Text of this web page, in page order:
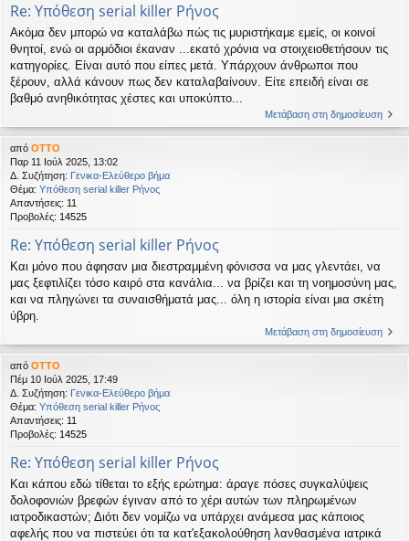
Re: Υπόθεση serial killer Ρήνος
Ακόμα δεν μπορώ να καταλάβω πώς τις μυριστήκαμε εμείς, οι κοινοί
θνητοί, ενώ οι αρμόδιοι έκαναν ...εκατό χρόνια να στοιχειοθετήσουν τις
κατηγορίες. Είναι αυτό που είπες μετά. Υπάρχουν άνθρωποι που
ξέρουν, αλλά κάνουν πως δεν καταλαβαίνουν. Είτε επειδή είναι σε
βαθμό ανηθικότητας χέστες και υποκύπτο...
Μετάβαση στη δημοσίευση
από OTTO
Παρ 11 Ιούλ 2025, 13:02
Δ. Συζήτηση: Γενικα-Ελεύθερο βήμα
Θέμα: Υπόθεση serial killer Ρήνος
Απαντήσεις: 11
Προβολές: 14525
Re: Υπόθεση serial killer Ρήνος
Και μόνο που άφησαν μια διεστραμμένη φόνισσα να μας γλεντάει, να
μας ξεφτιλίζει τόσο καιρό στα κανάλια... να βρίζει και τη νοημοσύνη μας,
και να πληγώνει τα συναισθήματά μας... όλη η ιστορία είναι μια σκέτη
ύβρη.
Μετάβαση στη δημοσίευση
από OTTO
Πέμ 10 Ιούλ 2025, 17:49
Δ. Συζήτηση: Γενικα-Ελεύθερο βήμα
Θέμα: Υπόθεση serial killer Ρήνος
Απαντήσεις: 11
Προβολές: 14525
Re: Υπόθεση serial killer Ρήνος
Και κάπου εδώ τίθεται το εξής ερώτημα: άραγε πόσες συγκαλύψεις
δολοφονιών βρεφών έγιναν από το χέρι αυτών των πληρωμένων
ιατροδικαστών; Διότι δεν νομίζω να υπάρχει ανάμεσα μας κάποιος
αφελής που να πιστεύει ότι τα κατ'εξακολούθηση λανθασμένα ιατρικά